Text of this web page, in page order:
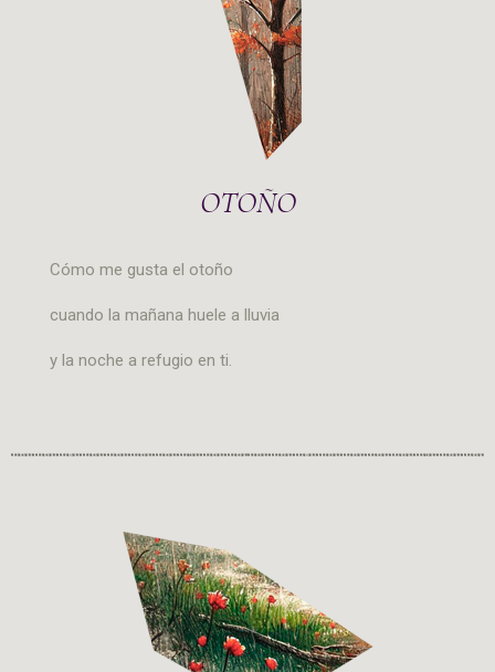
OTOÑO
Cómo me gusta el otoño
cuando la mañana huele a lluvia
y la noche a refugio en ti.